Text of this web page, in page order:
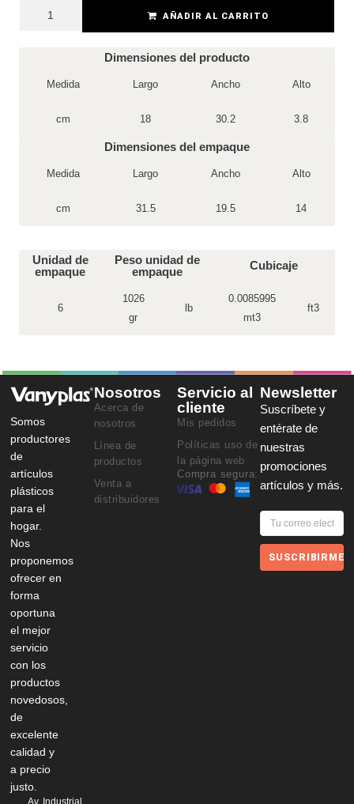
AÑADIR AL CARRITO
Dimensiones del producto
Medida Largo Ancho Alto
cm 18 30.2 3.8
Dimensiones del empaque
Medida Largo Ancho Alto
cm 31.5 19.5 14
Unidad de
empaque
Peso unidad de
empaque
Cubicaje
6
1026
gr
lb
0.0085995
mt3
ft3
Somos
productores
de
artículos
plásticos
para el
hogar.
Nos
proponemos
ofrecer en
forma
oportuna
el mejor
servicio
con los
productos
novedosos,
de
excelente
calidad y
a precio
justo.
Nosotros
Acerca de
nosotros
Línea de
productos
Venta a
distribuidores
Servicio al
cliente
Mis pedidos
Políticas uso de
la página web
Compra segura:
Newsletter
Suscríbete y
entérate de
nuestras
promociones
artículos y más.
SUSCRIBIRME